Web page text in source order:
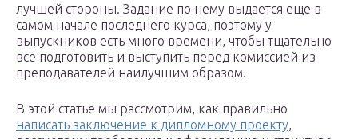
лучшей стороны. Задание по нему выдается еще в
самом начале последнего курса, поэтому у
выпускников есть много времени, чтобы тщательно
все подготовить и выступить перед комиссией из
преподавателей наилучшим образом.
В этой статье мы рассмотрим, как правильно
написать заключение к дипломному проекту,